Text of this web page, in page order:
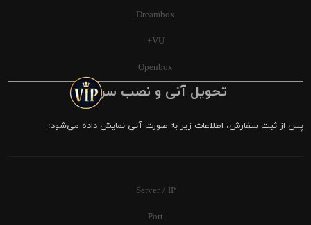
Dreambox
VU+
Openbox
تحویل آنی و نصب سریع
پس از ثبت سفارش، اطلاعات زیر به صورت آنی نمایش داده می‌شود:
Server / IP
Port